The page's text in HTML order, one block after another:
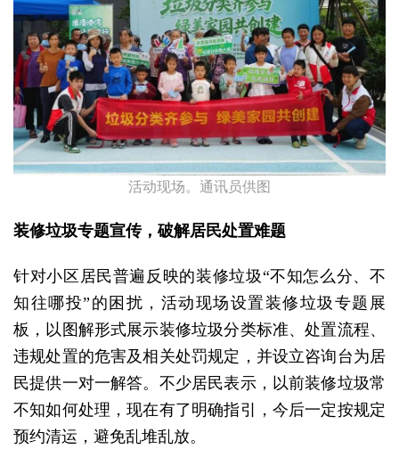
活动现场。通讯员供图
装修垃圾专题宣传，破解居民处置难题
针对小区居民普遍反映的装修垃圾“不知怎么分、不
知往哪投”的困扰，活动现场设置装修垃圾专题展
板，以图解形式展示装修垃圾分类标准、处置流程、
违规处置的危害及相关处罚规定，并设立咨询台为居
民提供一对一解答。不少居民表示，以前装修垃圾常
不知如何处理，现在有了明确指引，今后一定按规定
预约清运，避免乱堆乱放。